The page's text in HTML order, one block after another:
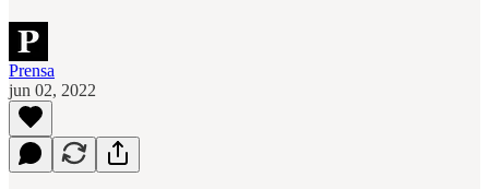
Prensa
jun 02, 2022